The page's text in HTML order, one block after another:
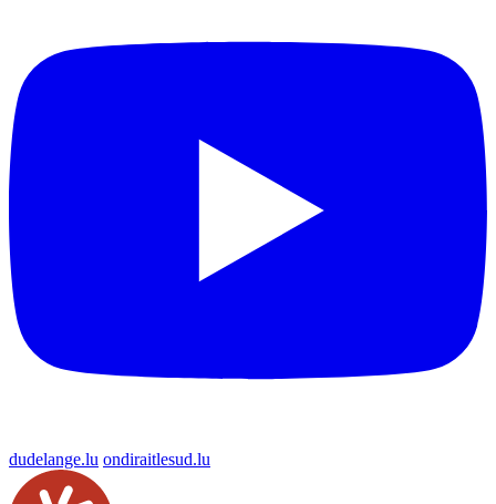
dudelange.lu ondiraitlesud.lu